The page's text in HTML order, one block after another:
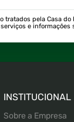
tratados pela Casa
e
INSTITUCIONAL
Sobre a Empresa